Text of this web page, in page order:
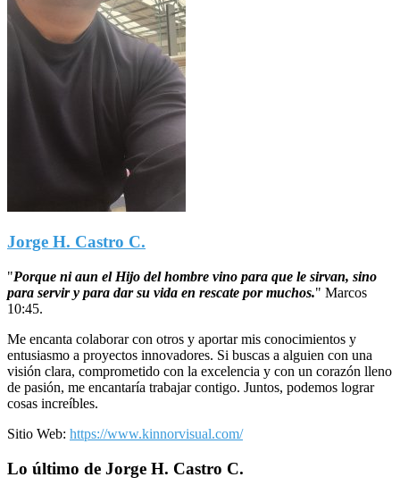
Jorge H. Castro C.
"Porque ni aun el Hijo del hombre vino para que le sirvan, sino
para servir y para dar su vida en rescate por muchos." Marcos
10:45.
Me encanta colaborar con otros y aportar mis conocimientos y
entusiasmo a proyectos innovadores. Si buscas a alguien con una
visión clara, comprometido con la excelencia y con un corazón lleno
de pasión, me encantaría trabajar contigo. Juntos, podemos lograr
cosas increíbles.
Sitio Web: https://www.kinnorvisual.com/
Lo último de Jorge H. Castro C.